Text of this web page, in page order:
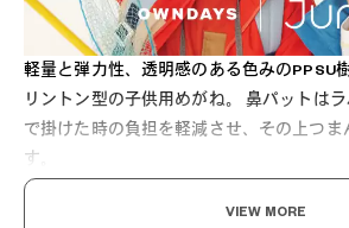
軽量と弾力性、透明感のある色みのPPSU
リントン型の子供用めがね。 鼻パットは
で掛けた時の負担を軽減させ、その上つま
す。
VIEW MORE